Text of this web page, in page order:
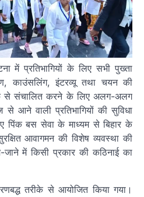
में प्रतिभागियों के लिए सभी पुख्ता
काउंसलिंग, इंटरव्यू तथा चयन की
से संचालित करने के लिए अलग-अलग
आने वाली प्रतिभागियों की सुविधा
पिंक बस सेवा के माध्यम से बिहार के
आवागमन की विशेष व्यवस्था की
में किसी प्रकार की कठिनाई का
तरीके से आयोजित किया गया।